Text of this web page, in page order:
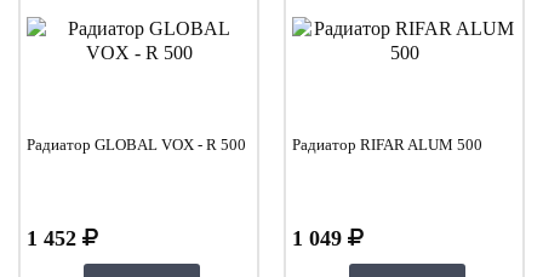
Радиатор GLOBAL VOX - R 500
1 452
Радиатор RIFAR ALUM 500
1 049